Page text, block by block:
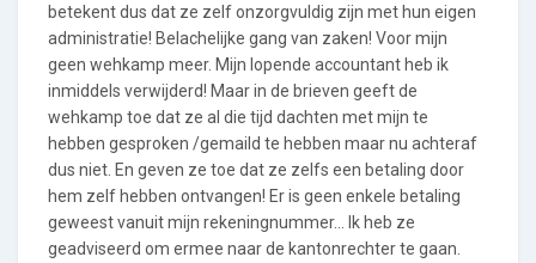
betekent dus dat ze zelf onzorgvuldig zijn met hun eigen
administratie! Belachelijke gang van zaken! Voor mijn
geen wehkamp meer. Mijn lopende accountant heb ik
inmiddels verwijderd! Maar in de brieven geeft de
wehkamp toe dat ze al die tijd dachten met mijn te
hebben gesproken /gemaild te hebben maar nu achteraf
dus niet. En geven ze toe dat ze zelfs een betaling door
hem zelf hebben ontvangen! Er is geen enkele betaling
geweest vanuit mijn rekeningnummer... Ik heb ze
geadviseerd om ermee naar de kantonrechter te gaan.